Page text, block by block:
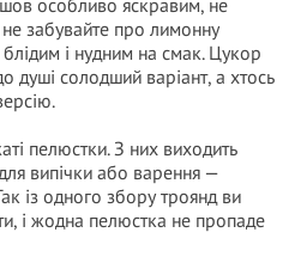
особливо яскравим, не
забувайте про лимонну
і нудним на смак. Цукор
душі солодший варіант, а хтось
пелюстки. З них виходить
випічки або варення —
із одного збору троянд ви
і жодна пелюстка не пропаде